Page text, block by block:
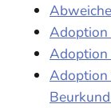
Adoption
Adoption
Adoption